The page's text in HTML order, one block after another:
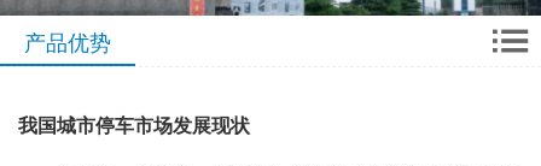
产品优势
我国城市停车市场发展现状